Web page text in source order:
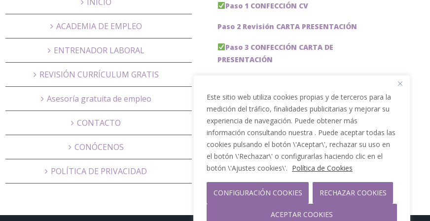
Este sitio web utiliza cookies propias y de terceros para la
medición del tráfico, finalidades publicitarias y mejorar su
experiencia de navegación. Puede obtener más
información consultando nuestra . Puede aceptar todas las
cookies pulsando el botón \'Aceptar\', rechazar su uso en
el botón \'Rechazar\' o configurarlas haciendo clic en el
botón \'Ajustes cookies\'. Política de Cookies
CONFIGURACIÓN COOKIES RECHAZAR COOKIES
ACEPTAR COOKIES
ACADEMIA DE EMPLEO
ENTRENADOR LABORAL
REVISIÓN CURRÍCULUM GRATIS
Asesoría gratuita de empleo
CONTACTO
CONÓCENOS
POLÍTICA DE PRIVACIDAD
Paso 1 CONFECCIÓN CV
Paso 2 Revisión CARTA PRESENTACIÓN
Paso 3 CONFECCIÓN CARTA DE
PRESENTACIÓN
Paso 5 OPTIMIZACIÓN PERFIL LINKEDIN
PACKS DE AHORRO
JOBAI, ASISTENTE DE IA PARA BUSCAR EMPLEO
Servicios especiales